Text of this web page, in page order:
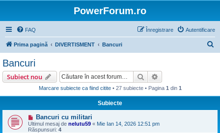
PowerForum.ro
FAQ Autentificare
Înregistrare
Prima pagină DIVERTISMENT Bancuri
Bancuri
Subiect nou Căutare
Marcare subiecte ca fiind citite• 27 subiecte • Pagina 1 din 1
Subiecte
Bancuri cu militari
Ultimul mesaj de nelutu59 « Mie Ian 14, 2026 12:51 pm
Răspunsuri: 4